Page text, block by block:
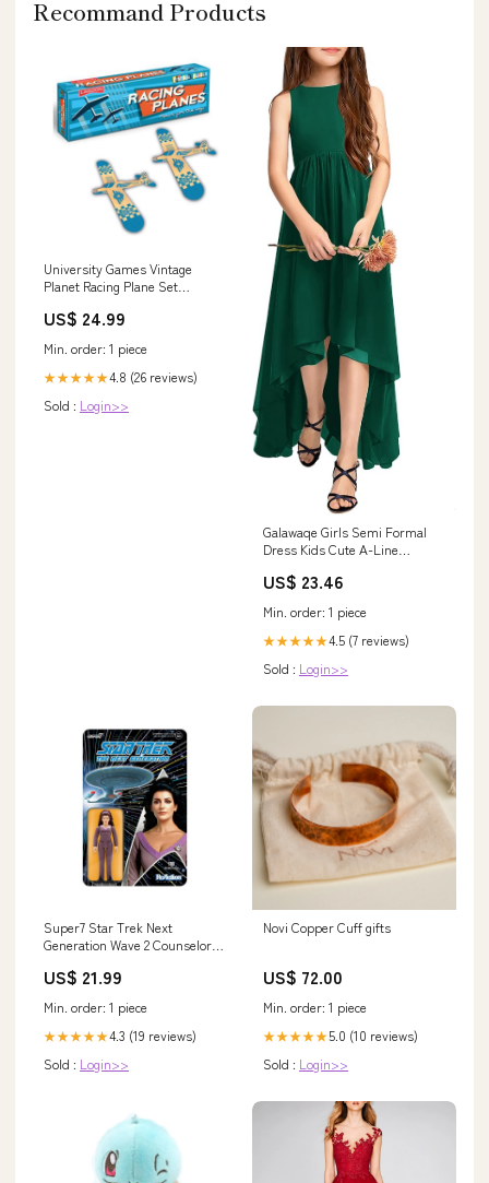
Recommand Products
University Games Vintage
Planet Racing Plane Set
US$ 24.99
Min. order: 1 piece
★★★★★4.8 (26 reviews)
Sold : Login>>
Galawaqe Girls Semi Formal
Dress Kids Cute A-Line
Wedding Prom Party Gowns:
US$ 23.46
Min. order: 1 piece
★★★★★4.5 (7 reviews)
Sold : Login>>
Super7 Star Trek Next
Generation Wave 2 Counselor
dough
US$ 21.99
Min. order: 1 piece
★★★★★4.3 (19 reviews)
Sold : Login>>
Novi Copper Cuff gifts
US$ 72.00
Min. order: 1 piece
★★★★★5.0 (10 reviews)
Sold : Login>>